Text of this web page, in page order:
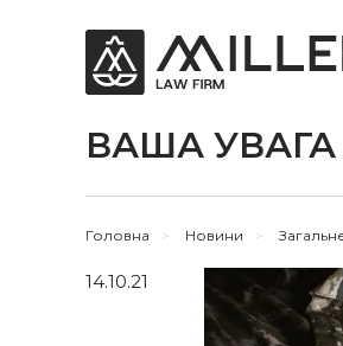
ВАША
Головна > Новини >
14.10.21